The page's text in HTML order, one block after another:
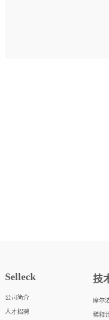
Selleck
公司简介
人才招聘
技
摩尔
稀释